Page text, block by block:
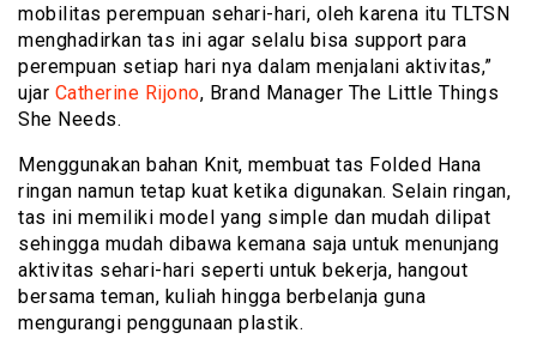
mobilitas perempuan sehari-hari, oleh karena itu TLTSN
menghadirkan tas ini agar selalu bisa support para
perempuan setiap hari nya dalam menjalani aktivitas,”
ujar Catherine Rijono, Brand Manager The Little Things
She Needs.
Menggunakan bahan Knit, membuat tas Folded Hana
ringan namun tetap kuat ketika digunakan. Selain ringan,
tas ini memiliki model yang simple dan mudah dilipat
sehingga mudah dibawa kemana saja untuk menunjang
aktivitas sehari-hari seperti untuk bekerja, hangout
bersama teman, kuliah hingga berbelanja guna
mengurangi penggunaan plastik.